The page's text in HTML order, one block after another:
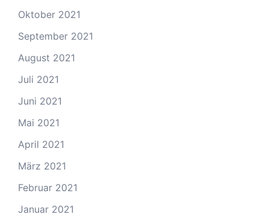
Oktober 2021
September 2021
August 2021
Juli 2021
Juni 2021
Mai 2021
April 2021
März 2021
Februar 2021
Januar 2021